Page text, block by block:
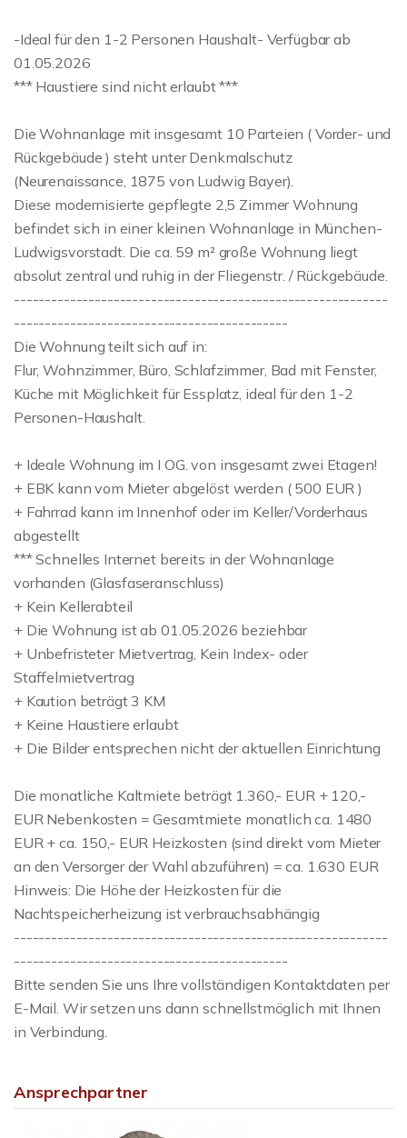
-Ideal für den 1-2 Personen Haushalt- Verfügbar ab
01.05.2026
*** Haustiere sind nicht erlaubt ***
Die Wohnanlage mit insgesamt 10 Parteien ( Vorder- und
Rückgebäude ) steht unter Denkmalschutz
(Neurenaissance, 1875 von Ludwig Bayer).
Diese modernisierte gepflegte 2,5 Zimmer Wohnung
befindet sich in einer kleinen Wohnanlage in München-
Ludwigsvorstadt. Die ca. 59 m² große Wohnung liegt
absolut zentral und ruhig in der Fliegenstr. / Rückgebäude.
------------------------------------------------------------
--------------------------------------------
Die Wohnung teilt sich auf in:
Flur, Wohnzimmer, Büro, Schlafzimmer, Bad mit Fenster,
Küche mit Möglichkeit für Essplatz, ideal für den 1-2
Personen-Haushalt.
+ Ideale Wohnung im I OG. von insgesamt zwei Etagen!
+ EBK kann vom Mieter abgelöst werden ( 500 EUR )
+ Fahrrad kann im Innenhof oder im Keller/Vorderhaus
abgestellt
*** Schnelles Internet bereits in der Wohnanlage
vorhanden (Glasfaseranschluss)
+ Kein Kellerabteil
+ Die Wohnung ist ab 01.05.2026 beziehbar
+ Unbefristeter Mietvertrag, Kein Index- oder
Staffelmietvertrag
+ Kaution beträgt 3 KM
+ Keine Haustiere erlaubt
+ Die Bilder entsprechen nicht der aktuellen Einrichtung
Die monatliche Kaltmiete beträgt 1.360,- EUR + 120,-
EUR Nebenkosten = Gesamtmiete monatlich ca. 1480
EUR + ca. 150,- EUR Heizkosten (sind direkt vom Mieter
an den Versorger der Wahl abzuführen) = ca. 1.630 EUR
Hinweis: Die Höhe der Heizkosten für die
Nachtspeicherheizung ist verbrauchsabhängig
------------------------------------------------------------
--------------------------------------------
Bitte senden Sie uns Ihre vollständigen Kontaktdaten per
E-Mail. Wir setzen uns dann schnellstmöglich mit Ihnen
in Verbindung.
Ansprechpartner